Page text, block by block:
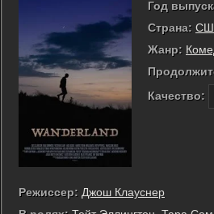
Год
Страна:
Жанр:
Качество:
Режиссер: Джош Клауснер